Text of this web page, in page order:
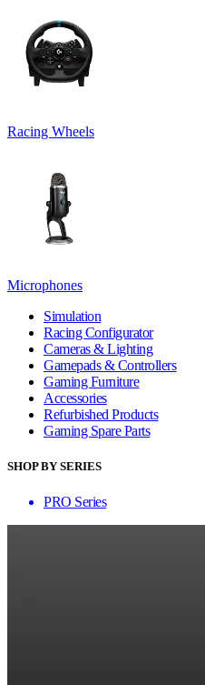
Racing Wheels
Microphones
Simulation
Racing Configurator
Cameras & Lighting
Gamepads & Controllers
Gaming Furniture
Accessories
Refurbished Products
Gaming Spare Parts
SHOP BY SERIES
PRO Series